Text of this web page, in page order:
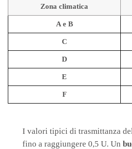
Zona climatica
A e B
C
D
E
F
I valori tipici di trasmittanza
fino a raggiungere 0,5 U. Un